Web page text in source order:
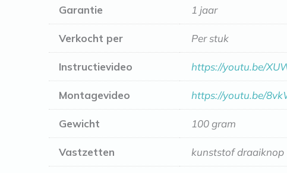
Garantie 1 jaar
Verkocht per Per stuk
Instructievideo https://youtu.be/
Montagevideo https://youtu.be/
Gewicht 100 gram
Vastzetten kunststof draaiknop